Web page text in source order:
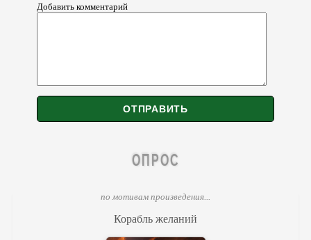
Добавить комментарий
ОПРОС
по мотивам произведения...
Корабль желаний